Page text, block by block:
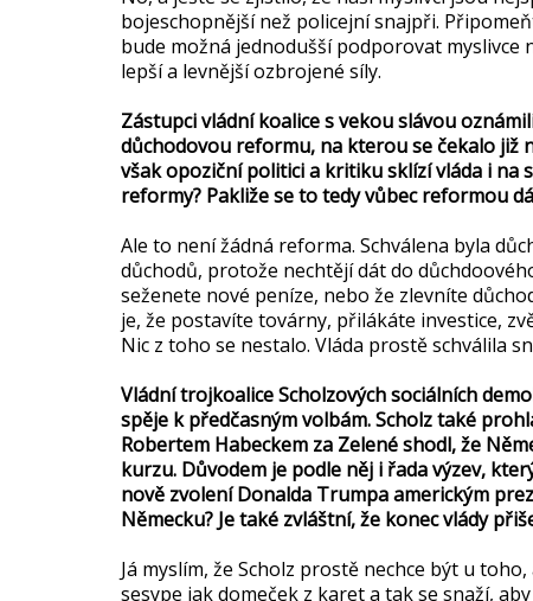
bojeschopnější než policejní snajpři.
bude možná jednodušší podporovat myslivce
lepší a levnější ozbrojené síly.
Zástupci vládní koalice s vekou slávou
důchodovou reformu, na kterou se čekalo již
však opoziční politici a kritiku sklízí vláda i na
reformy? Pakliže se to tedy vůbec reformou
Ale to není žádná reforma. Schválena byla
důchodů, protože nechtějí dát do
seženete nové peníze, nebo že zlevníte
je, že postavíte továrny, přilákáte investice,
Nic z toho se nestalo. Vláda prostě schválila
Vládní trojkoalice Scholzových sociálních
spěje k předčasným volbám. Scholz také
Robertem Habeckem za Zelené shodl, že
kurzu. Důvodem je podle něj i řada výzev,
nově zvolení Donalda Trumpa americkým
Německu? Je také zvláštní, že konec vlády
Já myslím, že Scholz prostě nechce být u
sesype jak domeček z karet a tak se snaží,